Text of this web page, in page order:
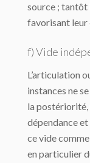
source ; tantôt
favorisant leur
f) Vide
L’articulation
instances ne
la postériorité,
dépendance
ce vide
en particulier